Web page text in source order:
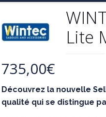
Lite
735,00€
Découvrez la nouvelle
qualité qui se distingue